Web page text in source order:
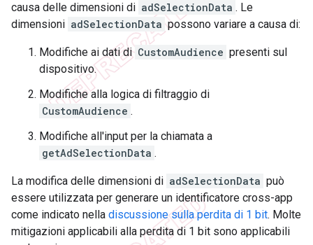
causa delle dimensioni di adSelectionData . Le
dimensioni adSelectionData possono variare a causa di:
Modifiche ai dati di CustomAudience presenti sul
dispositivo.
Modifiche alla logica di filtraggio di
CustomAudience .
Modifiche all'input per la chiamata a
getAdSelectionData .
La modifica delle dimensioni di adSelectionData può
essere utilizzata per generare un identificatore cross-app
come indicato nella discussione sulla perdita di 1 bit. Molte
mitigazioni applicabili alla perdita di 1 bit sono applicabili